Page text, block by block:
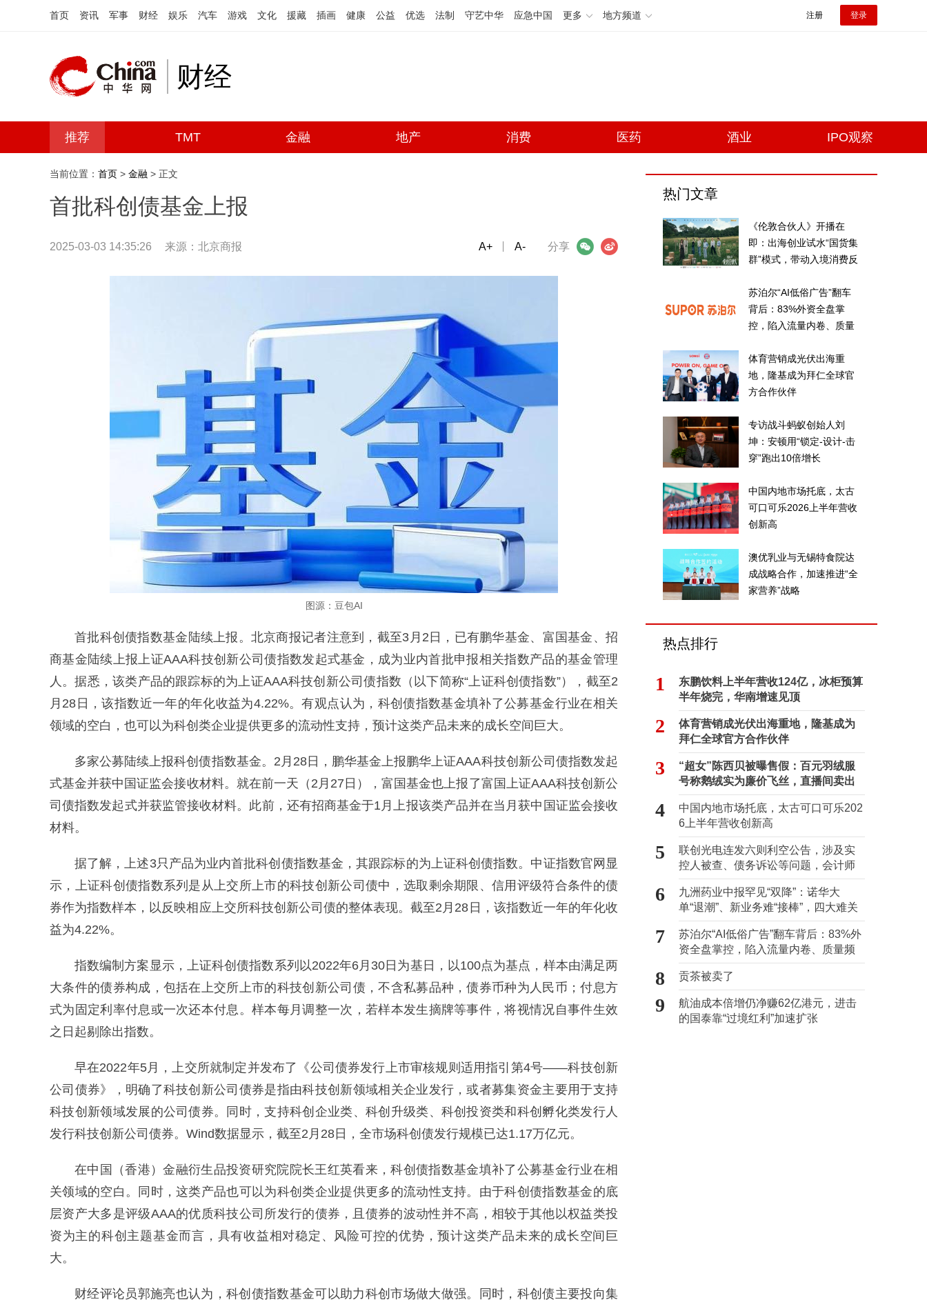
首页 资讯 军事 财经 娱乐 汽车 游戏 文化 援藏 插画 健康 公益 优选 法制 守艺中华 应急中国 更多 地方频道 注册 登录
财经
推荐 TMT 金融 地产 消费 医药 酒业 IPO观察
当前位置： 首页 > 金融 > 正文
首批科创债基金上报
2025-03-03 14:35:26 来源：北京商报 分享
微信 微博
A+ A-
图源：豆包AI
首批科创债指数基金陆续上报。北京商报记者注意到，截至3月2日，已有鹏华基金、富国基金、招
商基金陆续上报上证AAA科技创新公司债指数发起式基金，成为业内首批申报相关指数产品的基金管理
人。据悉，该类产品的跟踪标的为上证AAA科技创新公司债指数（以下简称“上证科创债指数”），截至2
月28日，该指数近一年的年化收益为4.22%。有观点认为，科创债指数基金填补了公募基金行业在相关
领域的空白，也可以为科创类企业提供更多的流动性支持，预计这类产品未来的成长空间巨大。
多家公募陆续上报科创债指数基金。2月28日，鹏华基金上报鹏华上证AAA科技创新公司债指数发起
式基金并获中国证监会接收材料。就在前一天（2月27日），富国基金也上报了富国上证AAA科技创新公
司债指数发起式并获监管接收材料。此前，还有招商基金于1月上报该类产品并在当月获中国证监会接收
材料。
据了解，上述3只产品为业内首批科创债指数基金，其跟踪标的为上证科创债指数。中证指数官网显
示，上证科创债指数系列是从上交所上市的科技创新公司债中，选取剩余期限、信用评级符合条件的债
券作为指数样本，以反映相应上交所科技创新公司债的整体表现。截至2月28日，该指数近一年的年化收
益为4.22%。
指数编制方案显示，上证科创债指数系列以2022年6月30日为基日，以100点为基点，样本由满足两
大条件的债券构成，包括在上交所上市的科技创新公司债，不含私募品种，债券币种为人民币；付息方
式为固定利率付息或一次还本付息。样本每月调整一次，若样本发生摘牌等事件，将视情况自事件生效
之日起剔除出指数。
早在2022年5月，上交所就制定并发布了《公司债券发行上市审核规则适用指引第4号——科技创新
公司债券》，明确了科技创新公司债券是指由科技创新领域相关企业发行，或者募集资金主要用于支持
科技创新领域发展的公司债券。同时，支持科创企业类、科创升级类、科创投资类和科创孵化类发行人
发行科技创新公司债券。Wind数据显示，截至2月28日，全市场科创债发行规模已达1.17万亿元。
在中国（香港）金融衍生品投资研究院院长王红英看来，科创债指数基金填补了公募基金行业在相
关领域的空白。同时，这类产品也可以为科创类企业提供更多的流动性支持。由于科创债指数基金的底
层资产大多是评级AAA的优质科技公司所发行的债券，且债券的波动性并不高，相较于其他以权益类投
资为主的科创主题基金而言，具有收益相对稳定、风险可控的优势，预计这类产品未来的成长空间巨
大。
财经评论员郭施亮也认为，科创债指数基金可以助力科创市场做大做强。同时，科创债主要投向集
热门文章
《伦敦合伙人》开播在
即：出海创业试水“国货集
群”模式，带动入境消费反
苏泊尔“AI低俗广告”翻车
背后：83%外资全盘掌
控，陷入流量内卷、质量
体育营销成光伏出海重
地，隆基成为拜仁全球官
方合作伙伴
专访战斗蚂蚁创始人刘
坤：安顿用“锁定-设计-击
穿”跑出10倍增长
中国内地市场托底，太古
可口可乐2026上半年营收
创新高
澳优乳业与无锡特食院达
成战略合作，加速推进“全
家营养”战略
热点排行
1
东鹏饮料上半年营收124亿，冰柜预算
半年烧完，华南增速见顶
2
体育营销成光伏出海重地，隆基成为
拜仁全球官方合作伙伴
3
“超女”陈西贝被曝售假：百元羽绒服
号称鹅绒实为廉价飞丝，直播间卖出
超百万元
4
中国内地市场托底，太古可口可乐202
6上半年营收创新高
5
联创光电连发六则利空公告，涉及实
控人被查、债务诉讼等问题，会计师
事务所曾出具“保留意见”
6
九洲药业中报罕见“双降”：诺华大
单“退潮”、新业务难“接棒”，四大难关
待闯
7
苏泊尔“AI低俗广告”翻车背后：83%外
资全盘掌控，陷入流量内卷、质量频
发的负循环
8 贡茶被卖了
9
航油成本倍增仍净赚62亿港元，进击
的国泰靠“过境红利”加速扩张